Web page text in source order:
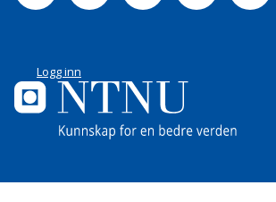
Logg inn